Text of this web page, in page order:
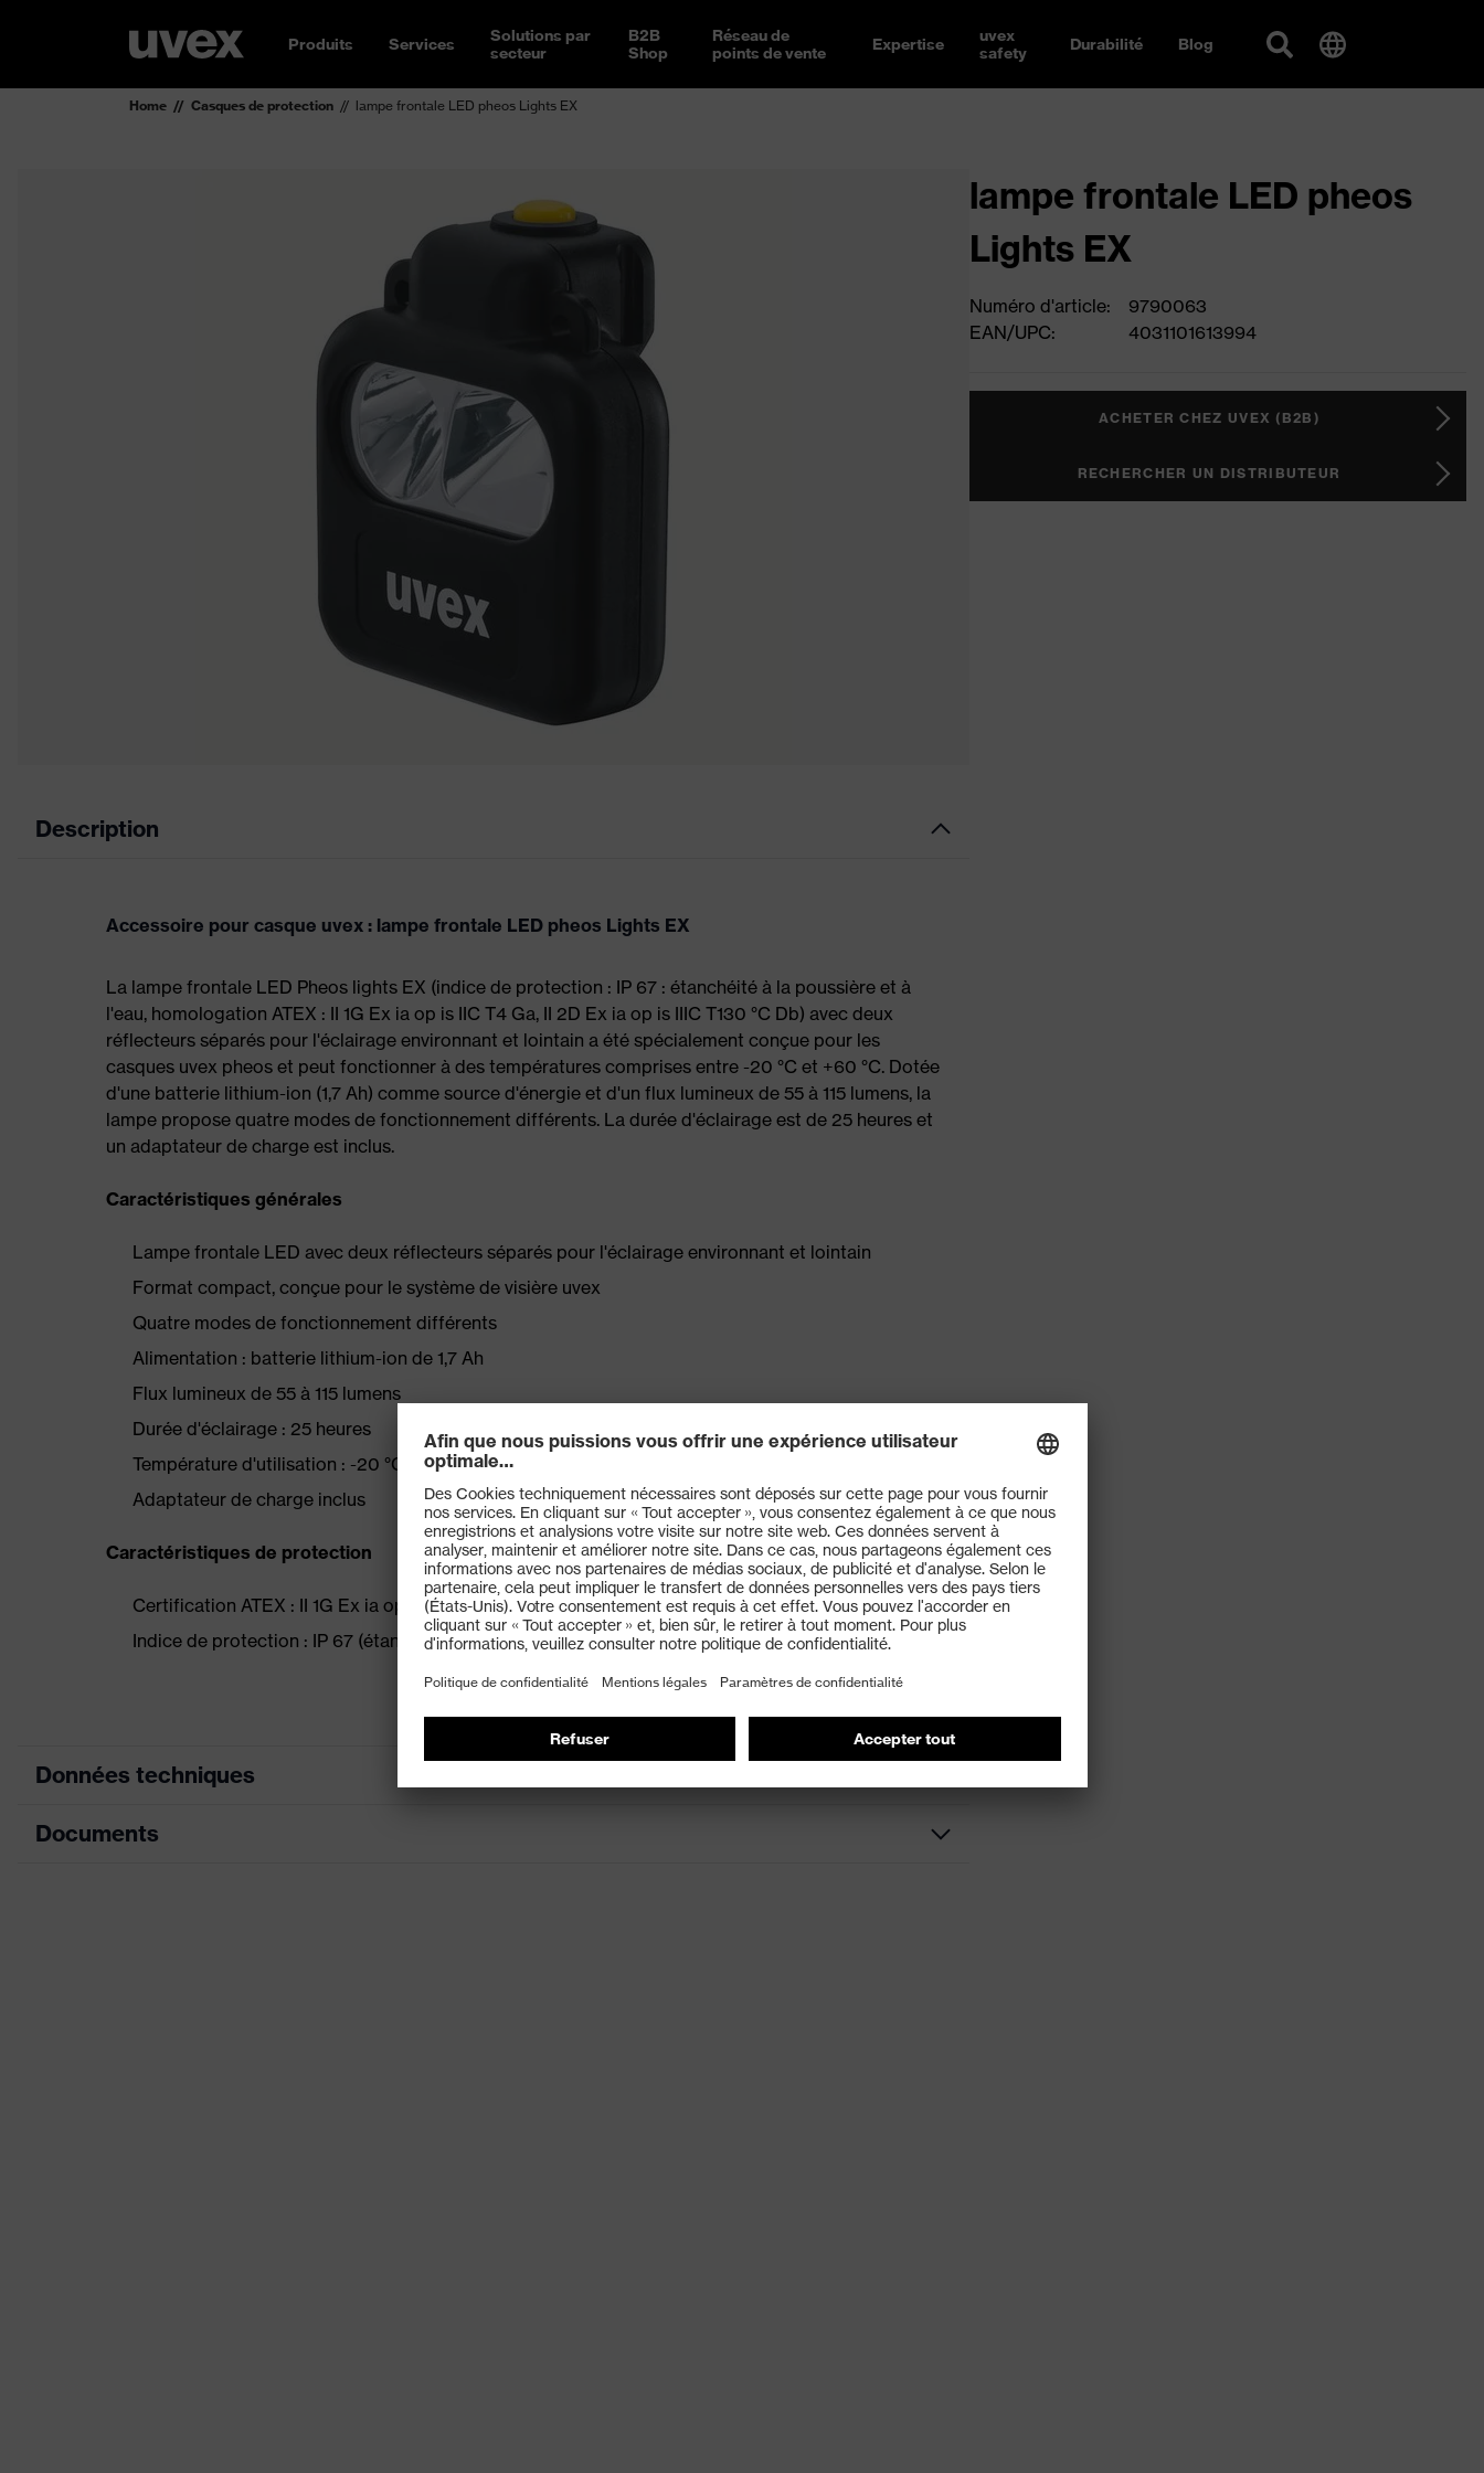
Produits Services
Solutions par
secteur
B2B
Shop
Réseau de
points de vente
Expertise
uvex
safety
Durabilité Blog
Home Casques de protection lampe frontale LED pheos Lights EX
Description
Accessoire pour casque uvex : lampe frontale LED pheos Lights EX
La lampe frontale LED Pheos lights EX (indice de protection : IP 67 : étanchéité à la poussière et à
l'eau, homologation ATEX : II 1G Ex ia op is IIC T4 Ga, II 2D Ex ia op is IIIC T130 °C Db) avec deux
réflecteurs séparés pour l'éclairage environnant et lointain a été spécialement conçue pour les
casques uvex pheos et peut fonctionner à des températures comprises entre -20 °C et +60 °C. Dotée
d'une batterie lithium-ion (1,7 Ah) comme source d'énergie et d'un flux lumineux de 55 à 115 lumens, la
lampe propose quatre modes de fonctionnement différents. La durée d'éclairage est de 25 heures et
un adaptateur de charge est inclus.
Caractéristiques générales
Lampe frontale LED avec deux réflecteurs séparés pour l'éclairage environnant et lointain
Format compact, conçue pour le système de visière uvex
Quatre modes de fonctionnement différents
Alimentation : batterie lithium-ion de 1,7 Ah
Flux lumineux de 55 à 115 lumens
Durée d'éclairage : 25 heures
Température d'utilisation : -20 °C à +60 °C
Adaptateur de charge inclus
Caractéristiques de protection
Certification ATEX : II 1G Ex ia op is IIC T4 Ga, II 2D Ex ia op is IIIC T130 °C Db
Indice de protection : IP 67 (étanchéité à la poussière et à l'eau)
Données techniques
Désignation Famille de produits
Documents
lampe frontale LED pheos
Lights EX
Numéro d'article:
9790063
EAN/UPC:
4031101613994
ACHETER CHEZ UVEX (B2B)
RECHERCHER UN DISTRIBUTEUR